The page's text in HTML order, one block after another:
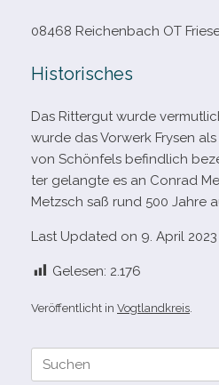
08468 Reichenbach OT
Historisches
Das Rittergut wurde
wurde das Vorwerk Frysen
von Schönfels befind­lich
ter gelangte es an Conrad
Metzsch saß rund 500 Jahre
Last Updated on 9. April
Gelesen: 2.176
Veröffentlicht in Vogtlandkreis
Suche